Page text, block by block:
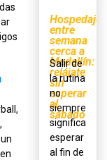
Hospedaje
entre
semana
cerca a
Medellín:
relájate
sin
esperar
al
sábado
Salir de
la rutina
no
siempre
significa
esperar
al fin de